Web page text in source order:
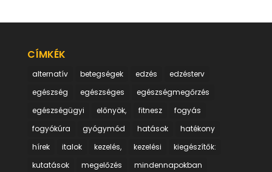
CÍMKÉK
alternatív betegségek edzés
edzésterv
egészség
egészséges
egészségmegőrzés
egészségügyi
előnyök, fitnesz
fogyás
fogyókúra
gyógymód hatások
hatékony
hírek
italok kezelés, kezelési
kiegészítők:
kutatások
megelőzés
mindennapokban